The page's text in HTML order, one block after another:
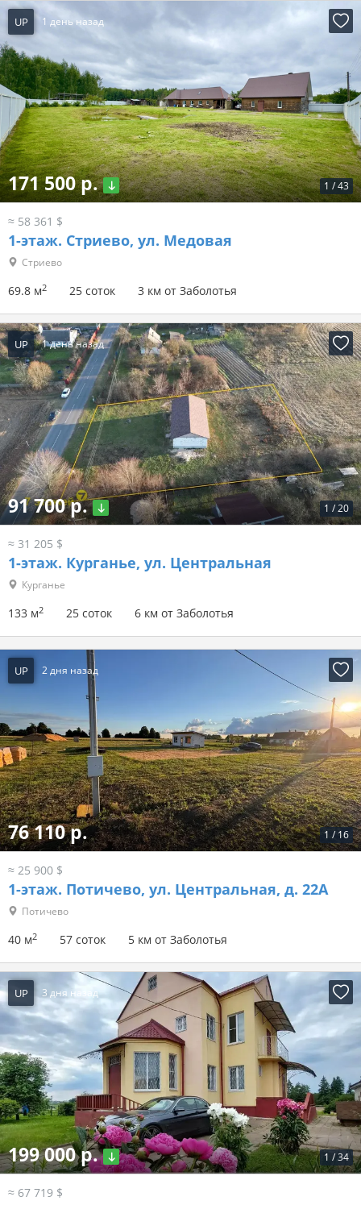
UP 1 день назад
1 /43
171 500 р.
≈ 58 361 $
1-этаж. Стриево, ул. Медовая
Стриево
69.8 м2 25 соток 3 км от Заболотья
UP 1 день назад
1 /20
91 700 р.
≈ 31 205 $
1-этаж. Курганье, ул. Центральная
Курганье
133 м2 25 соток 6 км от Заболотья
UP 2 дня назад
1 / 16
76 110 р.
≈ 25 900 $
1-этаж. Потичево, ул. Центральная, д. 22А
Потичево
40 м2 57 соток 5 км от Заболотья
UP 3 дня назад
1 /34
199 000 р.
≈ 67 719 $